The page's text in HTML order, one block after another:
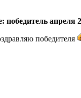
победитель апреля
победителя